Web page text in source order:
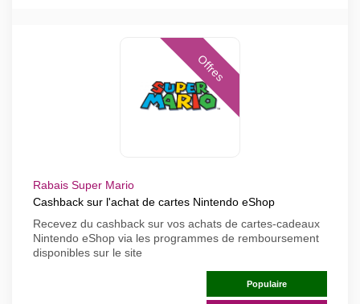
Offres
Rabais Super Mario
Cashback sur l'achat de cartes Nintendo eShop
Recevez du cashback sur vos achats de cartes-cadeaux
Nintendo eShop via les programmes de remboursement
disponibles sur le site
Populaire